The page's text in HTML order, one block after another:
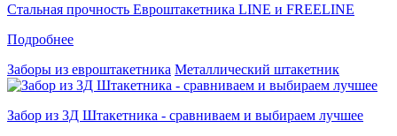
Стальная прочность Евроштакетника LINE и FREELINE
Подробнее
Заборы из евроштакетника Металлический штакетник
Забор из 3Д Штакетника - сравниваем и выбираем лучшее